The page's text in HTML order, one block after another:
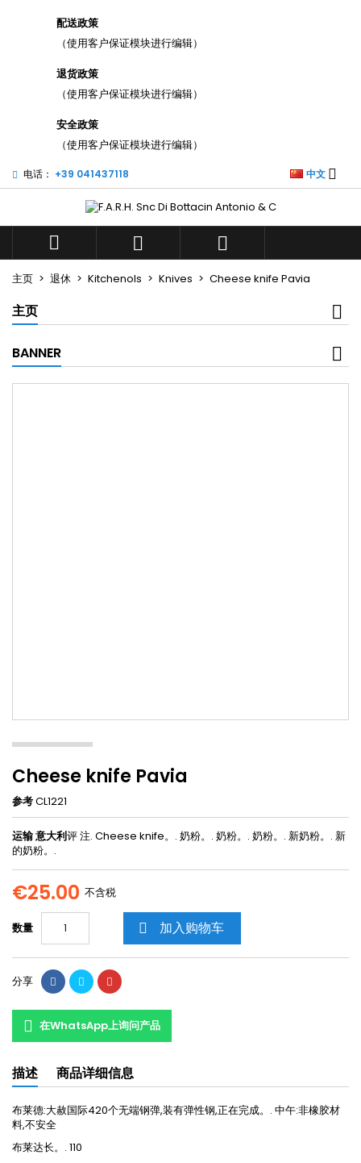
配送政策
（使用客户保证模块进行编辑）
退货政策
（使用客户保证模块进行编辑）
安全政策
（使用客户保证模块进行编辑）
电话： +39 041437118 中文 
  
主页 退休 Kitchenols Knives Cheese knife Pavia
主页
BANNER
Cheese knife Pavia
参考CL1221
运输 意大利评 注. Cheese knife。. 奶粉。. 奶粉。. 奶粉。. 新奶粉。. 新
的奶粉。.
€25.00 不含税
数量  加入购物车
分享
在WhatsApp上询问产品
描述 商品详细信息
布莱德:大赦国际420个无端钢弹,装有弹性钢,正在完成。. 中午:非橡胶材
料,不安全
布莱达长。. 110
添加至愿望清单
((title))
((label))
登录
您需要登录才能将产品保存在您的心愿单中。